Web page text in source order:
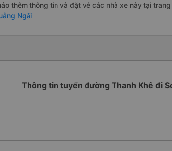
thêm thông tin và đặt vé các nhà xe này tại trang
Ngãi
Thông tin tuyến đường Thanh Khê đi